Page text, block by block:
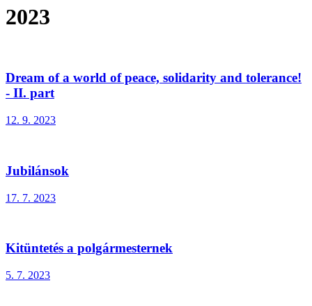
2023
Dream of a world of peace, solidarity and tolerance!
- II. part
12. 9. 2023
Jubilánsok
17. 7. 2023
Kitüntetés a polgármesternek
5. 7. 2023